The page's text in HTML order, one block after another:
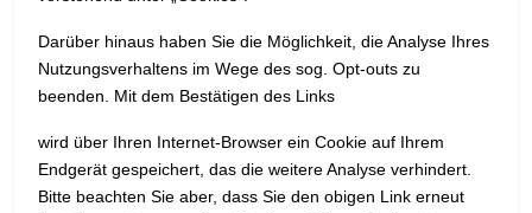
Darüber hinaus haben Sie die Möglichkeit, die Analyse Ihres
Nutzungsverhaltens im Wege des sog. Opt-outs zu
beenden. Mit dem Bestätigen des Links
wird über Ihren Internet-Browser ein Cookie auf Ihrem
Endgerät gespeichert, das die weitere Analyse verhindert.
Bitte beachten Sie aber, dass Sie den obigen Link erneut